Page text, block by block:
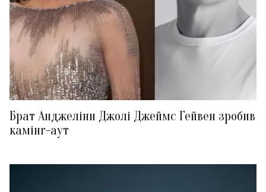
Брат Анджеліни Джолі Джеймс Гейвен зробив
камінг-аут